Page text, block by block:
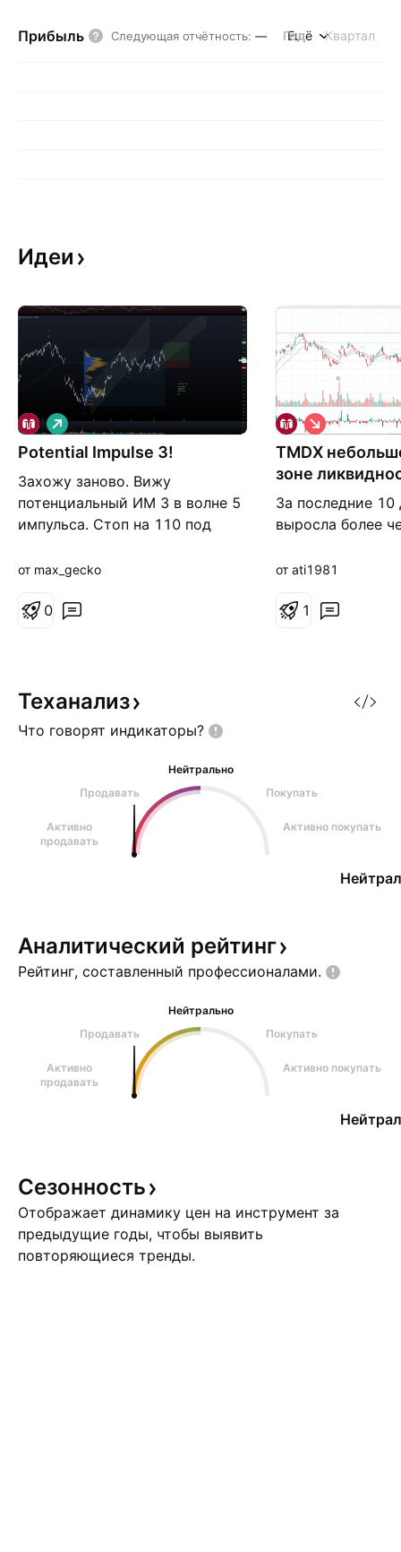
Прибыль Следующая отчётность: — Год Квартал
Ещё
Идеи
Potential Impulse 3!
Захожу заново. Вижу
потенциальный ИМ 3 в волне 5
импульса. Стоп на 110 под
Д
л
и
н
я
от max_gecko
0
TMDX
зоне
За последние 10
выросла более
вероятность
ликвидности
К
о
р
т
а
я
от ati1981
1
Теханализ
Что говорят индикаторы?
Нейтрально
Продавать
Покупать
Активно
продавать
Активно покупать
Аналитический рейтинг
Рейтинг, составленный профессионалами.
Нейтрально
Продавать
Покупать
Активно
продавать
Активно покупать
Сезонность
Отображает динамику цен на инструмент за
предыдущие годы, чтобы выявить
повторяющиеся тренды.